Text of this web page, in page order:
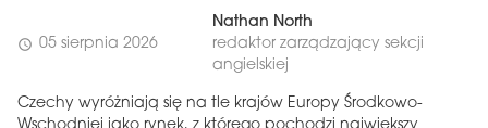
schedule 05 sierpnia 2026
Nathan North
redaktor zarządzający sekcji
angielskiej
Czechy wyróżniają się na tle krajów Europy Środkowo-